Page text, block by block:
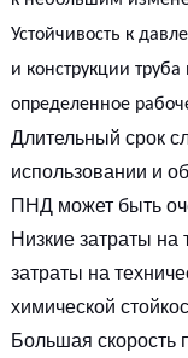
Устойчивость к
и конструкции
определенное
Длительный срок
использовании и
ПНД может быть
Низкие затраты на
затраты на
химической
Большая скорость